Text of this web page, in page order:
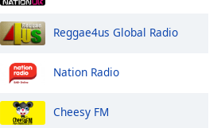
Reggae4us Global Radio
Nation Radio
Cheesy FM